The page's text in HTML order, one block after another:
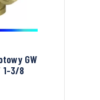
GW
1-3/8